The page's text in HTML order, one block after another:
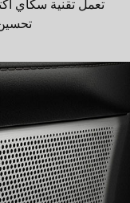
تعمل تقنية سكاي